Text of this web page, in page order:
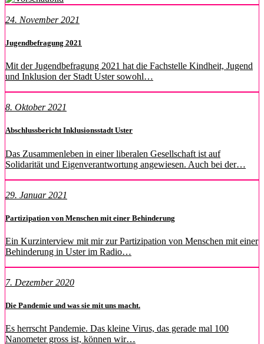
24. November 2021
Jugendbefragung 2021
Mit der Jugendbefragung 2021 hat die Fachstelle Kindheit, Jugend
und Inklusion der Stadt Uster sowohl…
8. Oktober 2021
Abschlussbericht Inklusionsstadt Uster
Das Zusammenleben in einer liberalen Gesellschaft ist auf
Solidarität und Eigenverantwortung angewiesen. Auch bei der…
29. Januar 2021
Partizipation von Menschen mit einer Behinderung
Ein Kurzinterview mit mir zur Partizipation von Menschen mit einer
Behinderung in Uster im Radio…
7. Dezember 2020
Die Pandemie und was sie mit uns macht.
Es herrscht Pandemie. Das kleine Virus, das gerade mal 100
Nanometer gross ist, können wir…